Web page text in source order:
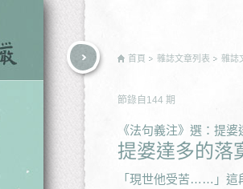
首頁 雜誌文章列表 雜誌
節錄自 144 期
《法句義注》選：提
提婆達多的落
「現世他受苦……」這